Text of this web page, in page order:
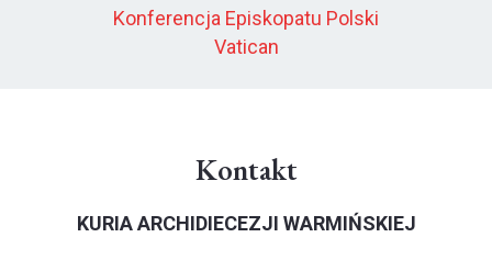
Konferencja Episkopatu Polski
Vatican
Kontakt
KURIA ARCHIDIECEZJI WARMIŃSKIEJ